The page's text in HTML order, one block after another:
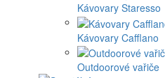
Kávovary Staresso
Kávovary Cafflano
Outdoorové vařiče